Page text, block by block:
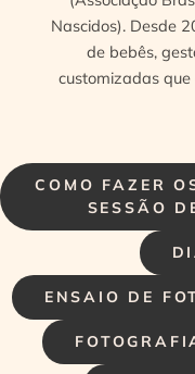
COMO FAZER
SESSÃO
ENSAIO DE
Nascidos). Desde
de bebês,
customizadas